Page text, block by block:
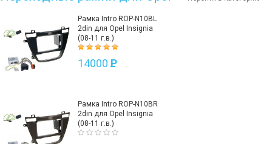
Рамка Intro ROP-N10BL
2din для Opel Insignia
(08-11 г.в.)
14000 P
Рамка Intro ROP-N10BR
2din для Opel Insignia
(08-11 г.в.)